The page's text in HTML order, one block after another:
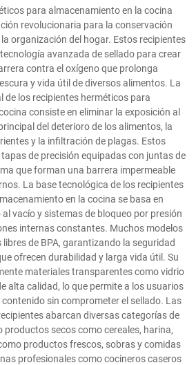
para almacenamiento en la cocina
revolucionaria para la conservación
organización del hogar. Estos recipientes
avanzada de sellado para crear
contra el oxígeno que prolonga
y vida útil de diversos alimentos. La
de los recipientes herméticos para
consiste en eliminar la exposición al
del deterioro de los alimentos, la
y la infiltración de plagas. Estos
de precisión equipadas con juntas de
que forman una barrera impermeable
La base tecnológica de los recipientes
en la cocina se basa en
vacío y sistemas de bloqueo por presión
internas constantes. Muchos modelos
de BPA, garantizando la seguridad
ofrecen durabilidad y larga vida útil. Su
materiales transparentes como vidrio
alta calidad, lo que permite a los usuarios
sin comprometer el sellado. Las
abarcan diversas categorías de
productos secos como cereales, harina,
productos frescos, sobras y comidas
profesionales como cocineros caseros